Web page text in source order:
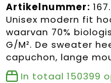
Kleding en textiel
Tassen
Dag van de Zorg
Kerstartikelen
Kerstpakketten
Artikelnummer:
Unisex modern fit
waarvan 70%
G/M². De sweater
capuchon, lange
In totaal 150399